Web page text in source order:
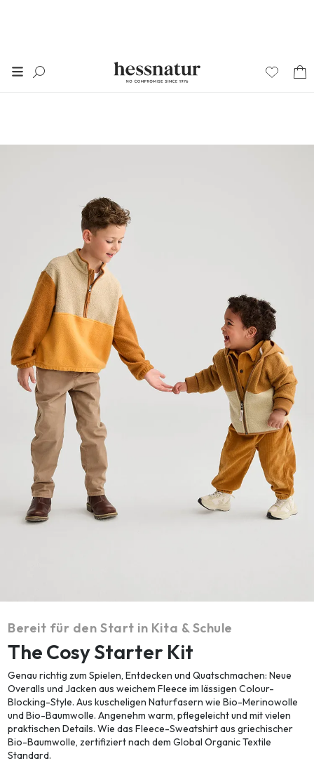
SALE
Bereit für den Start in Kita & Schule
The Cosy Starter Kit
Genau richtig zum Spielen, Entdecken und Quatschmachen: Neue
Overalls und Jacken aus weichem Fleece im lässigen Colour-
Blocking-Style. Aus kuscheligen Naturfasern wie Bio-Merinowolle
und Bio-Baumwolle. Angenehm warm, pflegeleicht und mit vielen
praktischen Details. Wie das Fleece-Sweatshirt aus griechischer
Bio-Baumwolle, zertifiziert nach dem Global Organic Textile
Standard.